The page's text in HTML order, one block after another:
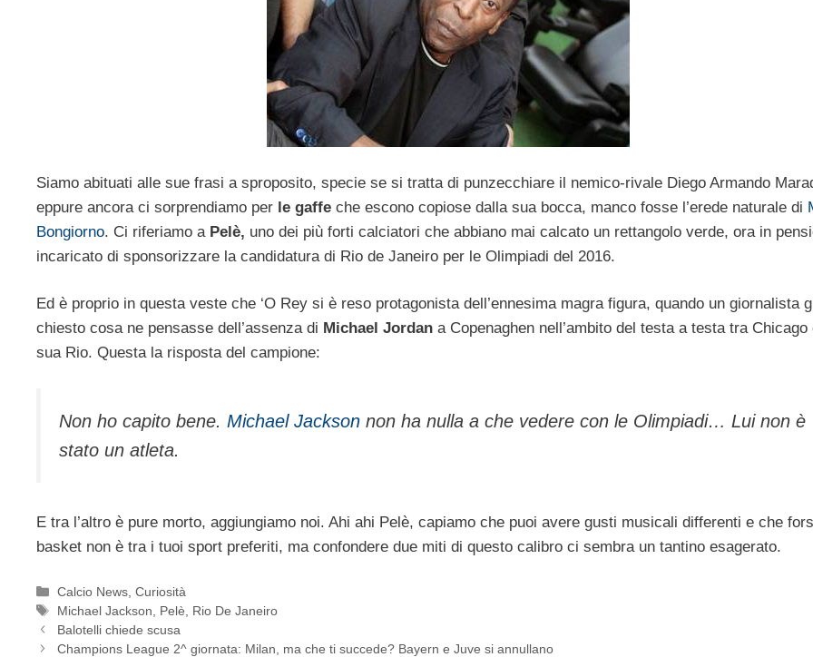
Siamo abituati alle sue frasi a sproposito, specie se si tratta di punzecchiare il nemico-rivale Diego Armando
eppure ancora ci sorprendiamo per le gaffe che escono copiose dalla sua bocca, manco fosse l’erede naturale di
Bongiorno. Ci riferiamo a Pelè, uno dei più forti calciatori che abbiano mai calcato un rettangolo verde, ora in
incaricato di sponsorizzare la candidatura di Rio de Janeiro per le Olimpiadi del 2016.
Ed è proprio in questa veste che ‘O Rey si è reso protagonista dell’ennesima magra figura, quando un giornalista
chiesto cosa ne pensasse dell’assenza di Michael Jordan a Copenaghen nell’ambito del testa a testa tra Chicago
sua Rio. Questa la risposta del campione:
Non ho capito bene. Michael Jackson non ha nulla a che vedere con le Olimpiadi… Lui non è
stato un atleta.
E tra l’altro è pure morto, aggiungiamo noi. Ahi ahi Pelè, capiamo che puoi avere gusti musicali differenti e che
basket non è tra i tuoi sport preferiti, ma confondere due miti di questo calibro ci sembra un tantino esagerato.
Categorie
Calcio News ,Curiosità
Tag
Michael Jackson Pelè
Rio De Janeiro
Balotelli chiede scusa
Champions League 2^ giornata: Milan, ma che ti succede? Bayern e Juve si annullano